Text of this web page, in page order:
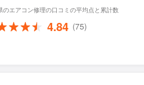
のエアコン修理の口コミの平均点と累計数
4.84 (75)